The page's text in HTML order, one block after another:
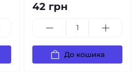
42 грн
До кошика